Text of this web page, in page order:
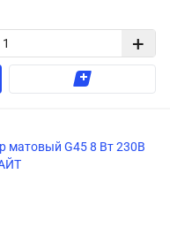
+
матовый G45 8 Вт 230В